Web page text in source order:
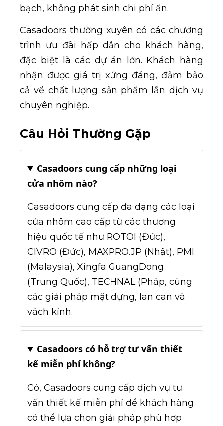
bạch, không phát sinh chi phí ẩn.
Casadoors thường xuyên có các chương
trình ưu đãi hấp dẫn cho khách hàng,
đặc biệt là các dự án lớn. Khách hàng
nhận được giá trị xứng đáng, đảm bảo
cả về chất lượng sản phẩm lẫn dịch vụ
chuyên nghiệp.
Câu Hỏi Thường Gặp
Casadoors cung cấp những loại
cửa nhôm nào?
Casadoors cung cấp đa dạng các loại
cửa nhôm cao cấp từ các thương
hiệu quốc tế như ROTOI (Đức),
CIVRO (Đức), MAXPRO.JP (Nhật), PMI
(Malaysia), Xingfa GuangDong
(Trung Quốc), TECHNAL (Pháp, cùng
các giải pháp mặt dựng, lan can và
vách kính.
Casadoors có hỗ trợ tư vấn thiết
kế miễn phí không?
Có, Casadoors cung cấp dịch vụ tư
vấn thiết kế miễn phí để khách hàng
có thể lựa chọn giải pháp phù hợp